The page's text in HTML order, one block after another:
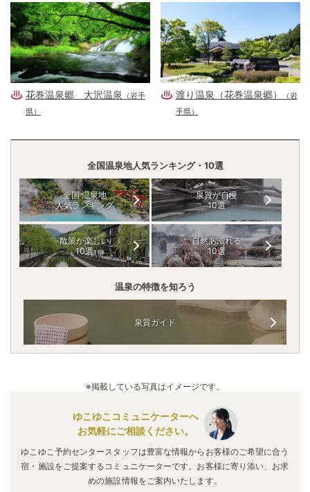
花巻温泉郷 大沢温泉
（岩手
県）
渡り温泉（花巻温泉郷）
（岩
手県）
全国温泉地人気ランキング・10選
全国 温泉地
人気ランキング
泉質が自慢
10選
散策が楽しい
10選
自然あふれる
10選
温泉の特徴を知ろう
泉質ガイド
※掲載している写真はイメージです。
ゆこゆこコミュニケーターへ
お気軽にご相談ください。
ゆこゆこ予約センタースタッフは豊富な情報からお客様のご希望に合う
宿・施設をご提案するコミュニケーターです。お客様に寄り添い、お求
めの施設情報をご案内いたします。